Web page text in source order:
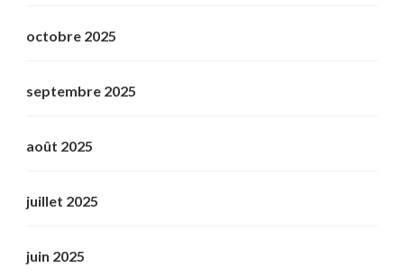
octobre 2025
septembre 2025
août 2025
juillet 2025
juin 2025